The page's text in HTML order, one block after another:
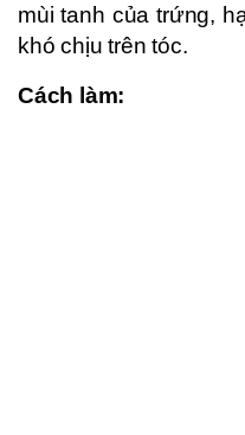
mùi tanh của trứng,
khó chịu trên tóc.
Cách làm: